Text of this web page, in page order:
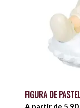
FIGURA DE